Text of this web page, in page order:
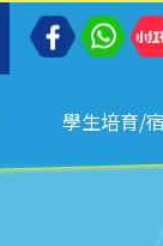
學生培育/